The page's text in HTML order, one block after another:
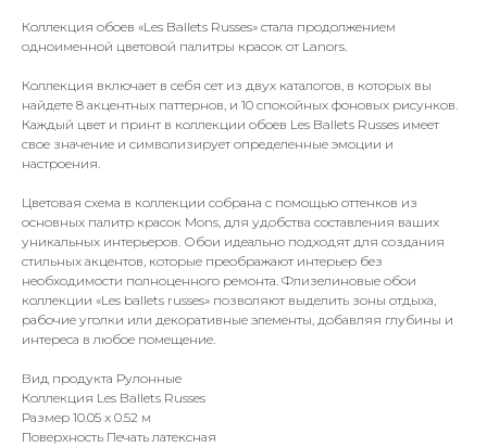
Коллекция обоев «Les Ballets Russes» стала продолжением
одноименной цветовой палитры красок от Lanors.
Коллекция включает в себя сет из двух каталогов, в которых вы
найдете 8 акцентных паттернов, и 10 спокойных фоновых рисунков.
Каждый цвет и принт в коллекции обоев Les Ballets Russes имеет
свое значение и символизирует определенные эмоции и
настроения.
Цветовая схема в коллекции собрана с помощью оттенков из
основных палитр красок Mons, для удобства составления ваших
уникальных интерьеров. Обои идеально подходят для создания
стильных акцентов, которые преображают интерьер без
необходимости полноценного ремонта. Флизелиновые обои
коллекции «Les ballets russes» позволяют выделить зоны отдыха,
рабочие уголки или декоративные элементы, добавляя глубины и
интереса в любое помещение.
Вид продукта Рулонные
Коллекция Les Ballets Russes
Размер 10.05 x 0.52 м
Поверхность Печать латексная